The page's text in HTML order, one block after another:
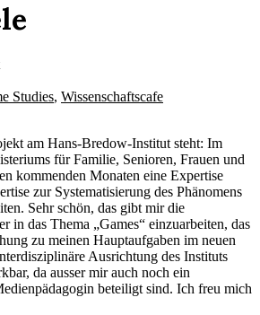
Studies, Wissenschaftscafe
am Hans-Bredow-Institut steht: Im
für Familie, Senioren, Frauen und
kommenden Monaten eine Expertise
zur Systematisierung des Phänomens
Sehr schön, das gibt mir die
in das Thema „Games“ einzuarbeiten, das
zu meinen Hauptaufgaben im neuen
Ausrichtung des Instituts
da ausser mir auch noch ein
beteiligt sind. Ich freu mich